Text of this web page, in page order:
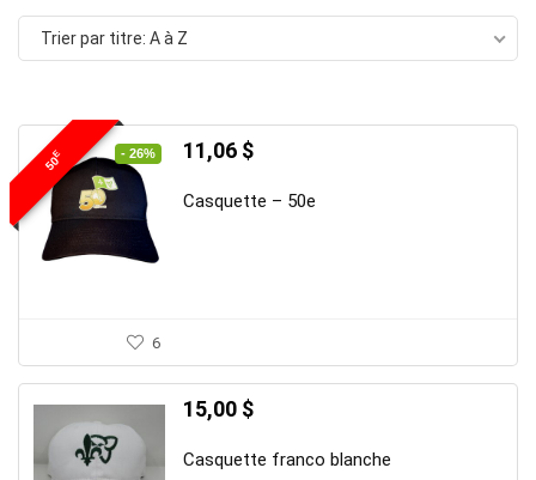
Trier par titre: A à Z
50E - 26%
Le
prix
initial
était :
11,06 $Le
actuel
est :
Casquette – 50e
6
15,00 $
Casquette franco blanche